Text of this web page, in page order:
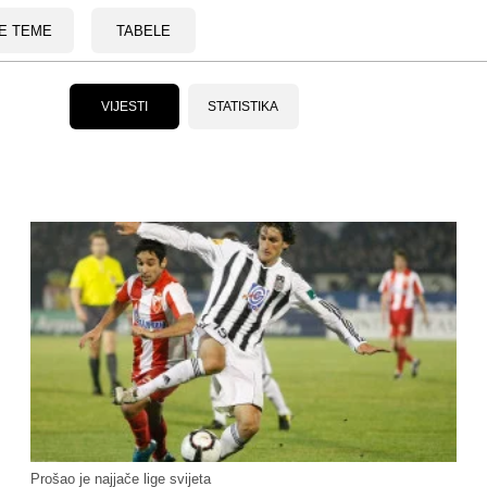
TEME TABELE
VIJESTI STATISTIKA
Prošao je najjače lige svijeta